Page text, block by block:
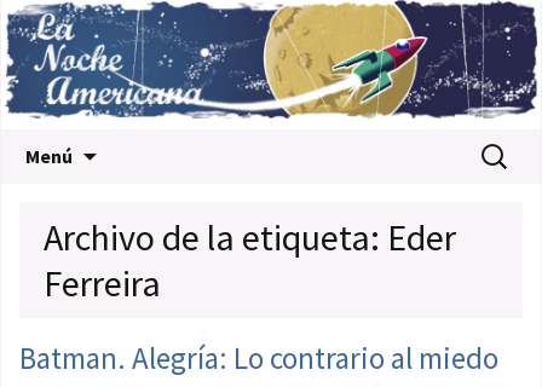
Menú Buscar:
Archivo de la etiqueta: Eder
Ferreira
Batman. Alegría: Lo contrario al miedo